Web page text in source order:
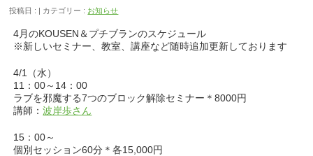
投稿日 : | カテゴリー : お知らせ
4月のKOUSEN＆プチブランのスケジュール
※新しいセミナー、教室、講座など随時追加更新しております
4/1（水）
11：00～14：00
ラブを邪魔する7つのブロック解除セミナー＊8000円
講師：波岸歩さん
15：00～
個別セッション60分＊各15,000円